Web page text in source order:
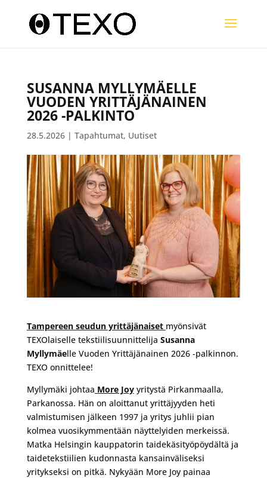
SUSANNA MYLLYMÄELLE
VUODEN YRITTÄJÄNAINEN
2026 -PALKINTO
28.5.2026| Tapahtumat, Uutiset
Tampereen seudun yrittäjänaiset myönsivät
TEXOlaiselle tekstiilisuunnittelija Susanna
Myllymäelle Vuoden Yrittäjänainen 2026 -palkinnon.
TEXO onnittelee!
Myllymäki johtaa More Joy yritystä Pirkanmaalla,
Parkanossa. Hän on aloittanut yrittäjyyden heti
valmistumisen jälkeen 1997 ja yritys juhlii pian
kolmea vuosikymmentään näyttelyiden merkeissä.
Matka Helsingin kauppatorin taidekäsityöpöydältä ja
taidetekstiilien kudonnasta kansainväliseksi
yritykseksi on pitkä. Nykyään More Joy painaa